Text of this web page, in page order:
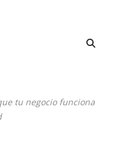
tu negocio funciona